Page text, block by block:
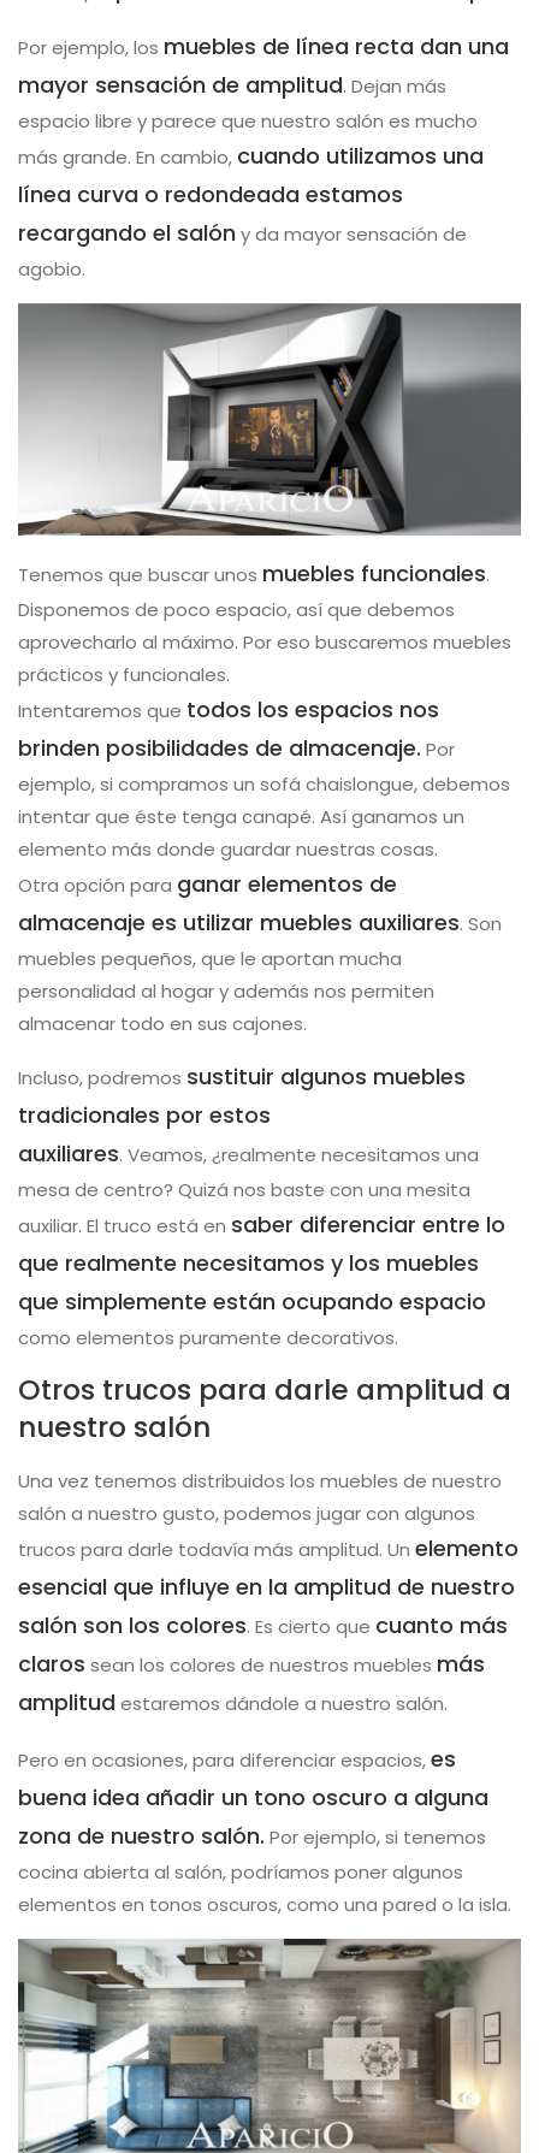
Por ejemplo, los muebles de línea recta dan una
mayor sensación de amplitud. Dejan más
espacio libre y parece que nuestro salón es mucho
más grande. En cambio, cuando utilizamos una
línea curva o redondeada estamos
recargando el salón y da mayor sensación de
agobio.
Tenemos que buscar unos muebles funcionales.
Disponemos de poco espacio, así que debemos
aprovecharlo al máximo. Por eso buscaremos muebles
prácticos y funcionales.
Intentaremos que todos los espacios nos
brinden posibilidades de almacenaje. Por
ejemplo, si compramos un sofá chaislongue, debemos
intentar que éste tenga canapé. Así ganamos un
elemento más donde guardar nuestras cosas.
Otra opción para ganar elementos de
almacenaje es utilizar muebles auxiliares. Son
muebles pequeños, que le aportan mucha
personalidad al hogar y además nos permiten
almacenar todo en sus cajones.
Incluso, podremos sustituir algunos muebles
tradicionales por estos
auxiliares. Veamos, ¿realmente necesitamos una
mesa de centro? Quizá nos baste con una mesita
auxiliar. El truco está en saber diferenciar entre lo
que realmente necesitamos y los muebles
que simplemente están ocupando espacio
como elementos puramente decorativos.
Otros trucos para darle amplitud a
nuestro salón
Una vez tenemos distribuidos los muebles de nuestro
salón a nuestro gusto, podemos jugar con algunos
trucos para darle todavía más amplitud. Un elemento
esencial que influye en la amplitud de nuestro
salón son los colores. Es cierto que cuanto más
claros sean los colores de nuestros muebles más
amplitud estaremos dándole a nuestro salón.
Pero en ocasiones, para diferenciar espacios,es
buena idea añadir un tono oscuro a alguna
zona de nuestro salón. Por ejemplo, si tenemos
cocina abierta al salón, podríamos poner algunos
elementos en tonos oscuros, como una pared o la isla.